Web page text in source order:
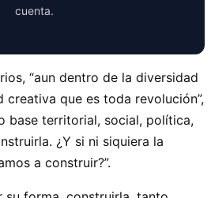
cuenta.
“aun dentro de la diversidad
que es toda revolución”,
base territorial, social, política,
¿Y si ni siquiera la
a construir?”.